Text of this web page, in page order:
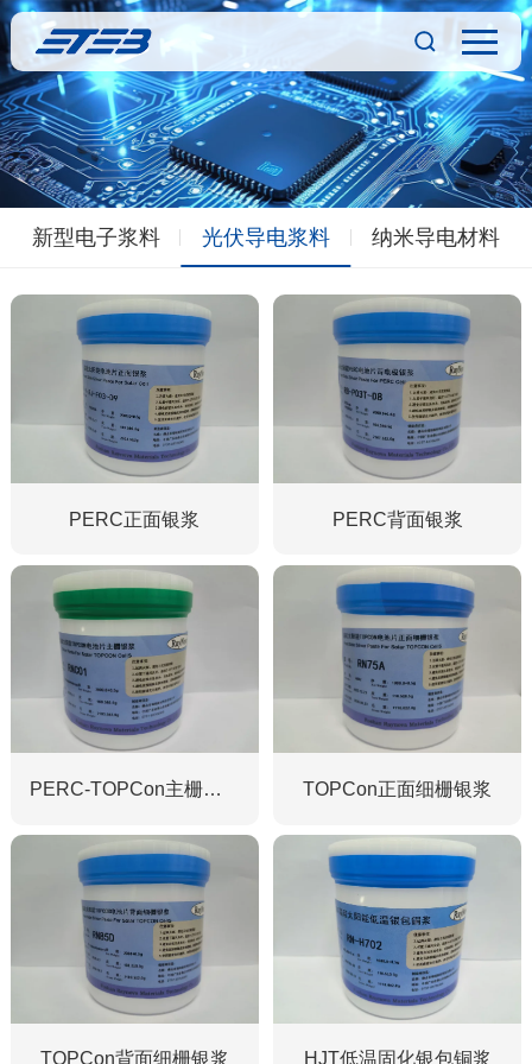
新型电子浆料 光伏导电浆料 纳米导电材料
PERC正面银浆 PERC背面银浆
PERC-TOPCon主栅银浆 TOPCon正面细栅银浆
TOPCon背面细栅银浆 HJT低温固化银包铜浆